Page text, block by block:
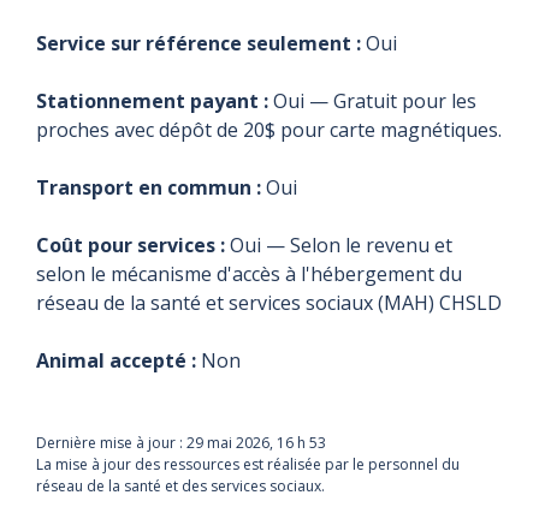
Service sur référence seulement :Oui
Stationnement payant :Oui — Gratuit pour les
proches avec dépôt de 20$ pour carte magnétiques.
Transport en commun :Oui
Coût pour services :Oui — Selon le revenu et
selon le mécanisme d'accès à l'hébergement du
réseau de la santé et services sociaux (MAH) CHSLD
Animal accepté : Non
Dernière mise à jour : 29 mai 2026, 16 h 53
La mise à jour des ressources est réalisée par le personnel du
réseau de la santé et des services sociaux.